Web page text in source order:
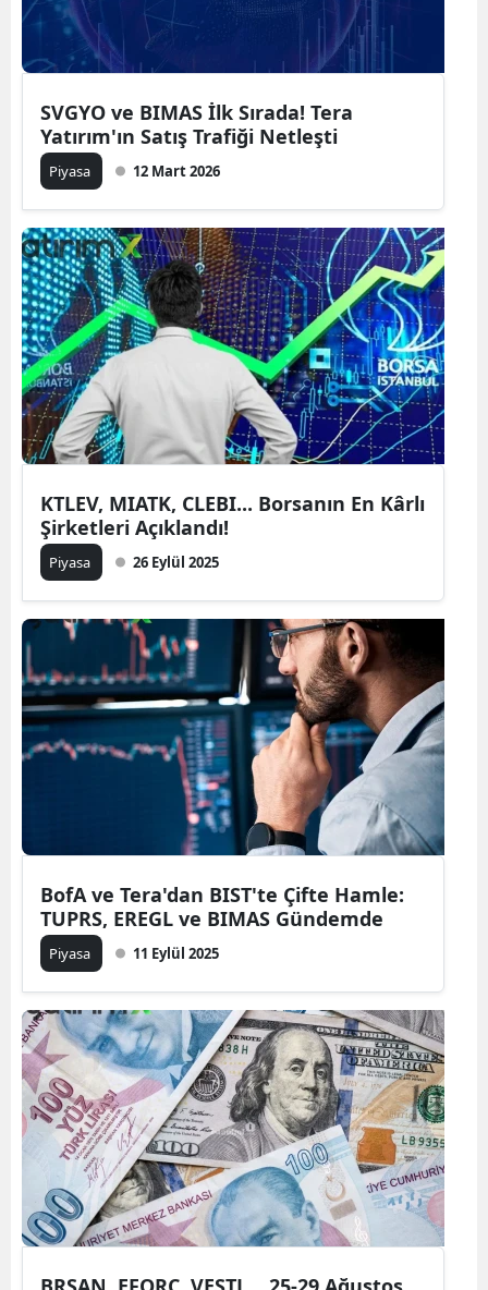
SVGYO ve BIMAS İlk Sırada! Tera
Yatırım'ın Satış Trafiği Netleşti
Piyasa 12 Mart 2026
KTLEV, MIATK, CLEBI... Borsanın En Kârlı
Şirketleri Açıklandı!
Piyasa 26 Eylül 2025
BofA ve Tera'dan BIST'te Çifte Hamle:
TUPRS, EREGL ve BIMAS Gündemde
Piyasa 11 Eylül 2025